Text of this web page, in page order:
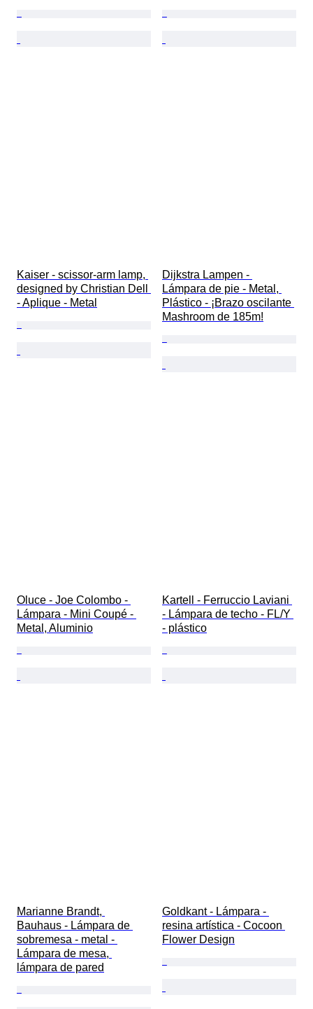
Kaiser - scissor-arm lamp,
designed by Christian Dell
- Aplique - Metal
Dijkstra Lampen -
Lámpara de pie - Metal,
Plástico - ¡Brazo oscilante
Mashroom de 185m!
Oluce - Joe Colombo -
Lámpara - Mini Coupé -
Metal, Aluminio
Kartell - Ferruccio Laviani
- Lámpara de techo - FL/Y
- plástico
Marianne Brandt,
Bauhaus - Lámpara de
sobremesa - metal -
Lámpara de mesa,
lámpara de pared
Goldkant - Lámpara -
resina artística - Cocoon
Flower Design